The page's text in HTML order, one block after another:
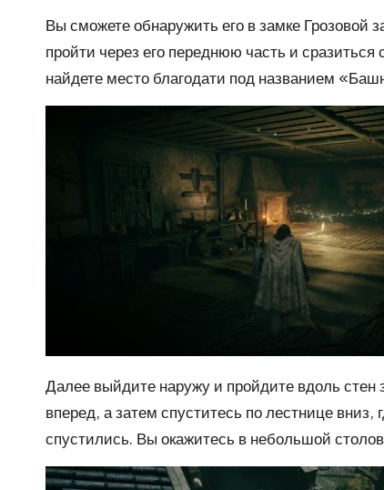
Вы сможете обнаружить его в замке
пройти через его переднюю часть и
найдете место благодати под названием
Далее выйдите наружу и пройдите вдоль
вперед, а затем спуститесь по лестнице
спустились. Вы окажитесь в небольшой